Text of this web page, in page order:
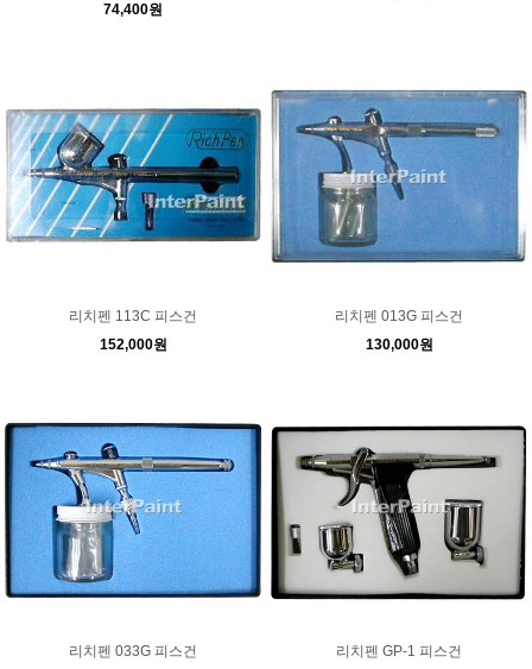
74,400원
리치펜 113C 피스건
152,000원
리치펜 013G 피스건
130,000원
리치펜 033G 피스건
리치펜 GP-1 피스건